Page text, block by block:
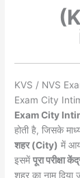
KVS / NVS
Exam City
Exam City
होती है, जिसके
शहर (City) में
इसमेंपूरा
शहर का नाम दिया